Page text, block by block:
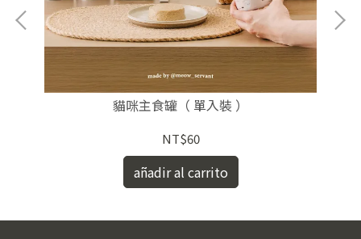
貓咪主食罐（ 單入裝 ）
NT$60
añadir al carrito